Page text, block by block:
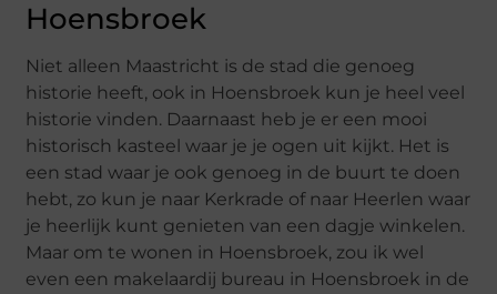
Hoensbroek
Niet alleen Maastricht is de stad die genoeg
historie heeft, ook in Hoensbroek kun je heel veel
historie vinden. Daarnaast heb je er een mooi
historisch kasteel waar je je ogen uit kijkt. Het is
een stad waar je ook genoeg in de buurt te doen
hebt, zo kun je naar Kerkrade of naar Heerlen waar
je heerlijk kunt genieten van een dagje winkelen.
Maar om te wonen in Hoensbroek, zou ik wel
even een makelaardij bureau in Hoensbroek in de